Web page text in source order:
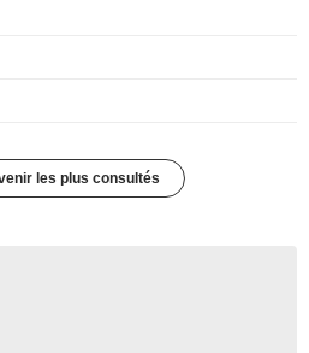
les plus consultés